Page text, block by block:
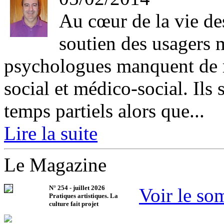
Au cœur de la vie
soutien des usagers
psychologues manquent de
social et médico-social. Ils
temps partiels alors que...
Lire la suite
Le Magazine
N° 254 - juillet 2026
Pratiques artistiques. La
culture fait projet
Voir le